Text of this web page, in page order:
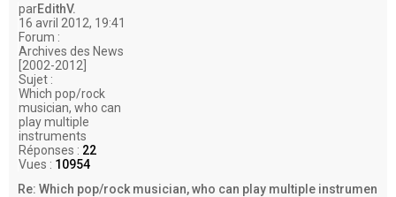
parEdithV.
16 avril 2012, 19:41
Forum :
Archives des News
[2002-2012]
Sujet :
Which pop/rock
musician, who can
play multiple
instruments
Réponses : 22
Vues : 10954
Re: Which pop/rock musician, who can play multiple instrumen